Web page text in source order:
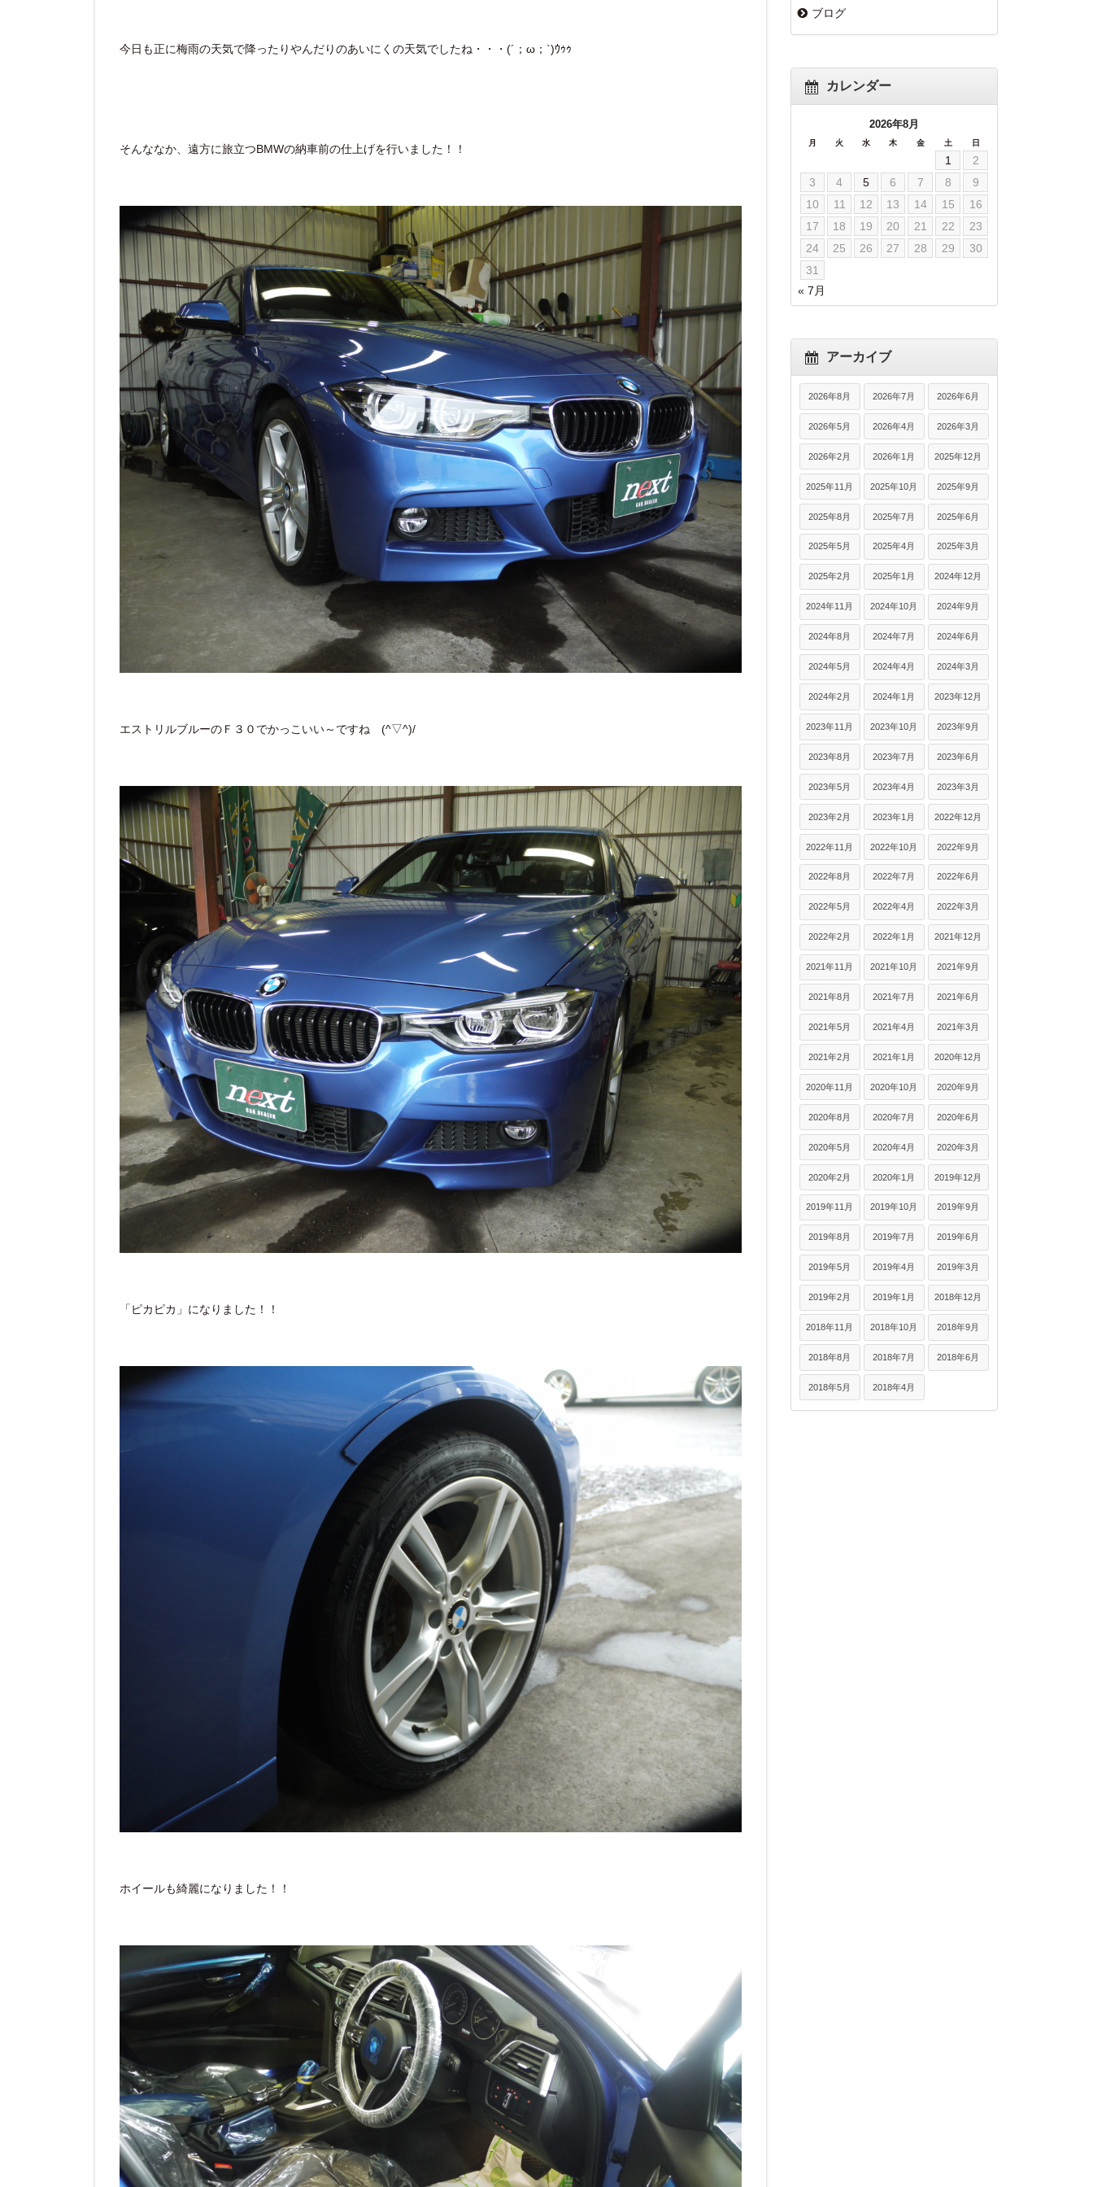
今日も正に梅雨の天気で降ったりやんだりのあいにくの天気でしたね・・・(´；ω；`)ｳｩｩ
そんななか、遠方に旅立つBMWの納車前の仕上げを行いました！！
エストリルブルーのＦ３０でかっこいい～ですね (^▽^)/
「ピカピカ」になりました！！
ホイールも綺麗になりました！！
ブログ
カレンダー
2026年8月
月 火 水 木 金 土 日
1
2
3
4 5 6 7 8
9
10
11 12 13 14 15
16
17
18 19 20 21 22
23
24
25 26 27 28 29
30
31
« 7月
アーカイブ
2026年8月 2026年7月 2026年6月
2026年5月 2026年4月 2026年3月
2026年2月 2026年1月 2025年12月
2025年11月 2025年10月 2025年9月
2025年8月 2025年7月 2025年6月
2025年5月 2025年4月 2025年3月
2025年2月 2025年1月 2024年12月
2024年11月 2024年10月 2024年9月
2024年8月 2024年7月 2024年6月
2024年5月 2024年4月 2024年3月
2024年2月 2024年1月 2023年12月
2023年11月 2023年10月 2023年9月
2023年8月 2023年7月 2023年6月
2023年5月 2023年4月 2023年3月
2023年2月 2023年1月 2022年12月
2022年11月 2022年10月 2022年9月
2022年8月 2022年7月 2022年6月
2022年5月 2022年4月 2022年3月
2022年2月 2022年1月 2021年12月
2021年11月 2021年10月 2021年9月
2021年8月 2021年7月 2021年6月
2021年5月 2021年4月 2021年3月
2021年2月 2021年1月 2020年12月
2020年11月 2020年10月 2020年9月
2020年8月 2020年7月 2020年6月
2020年5月 2020年4月 2020年3月
2020年2月 2020年1月 2019年12月
2019年11月 2019年10月 2019年9月
2019年8月 2019年7月 2019年6月
2019年5月 2019年4月 2019年3月
2019年2月 2019年1月 2018年12月
2018年11月 2018年10月 2018年9月
2018年8月 2018年7月 2018年6月
2018年5月 2018年4月